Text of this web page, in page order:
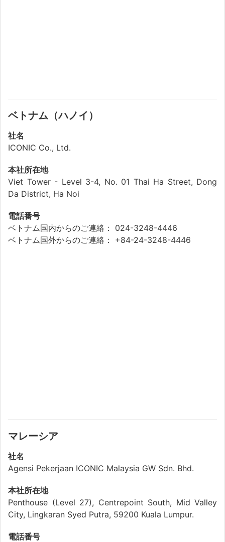
ベトナム（ハノイ）
社名
ICONIC Co., Ltd.
本社所在地
Viet Tower - Level 3-4, No. 01 Thai Ha Street, Dong
Da District, Ha Noi
電話番号
ベトナム国内からのご連絡： 024-3248-4446
ベトナム国外からのご連絡： +84-24-3248-4446
マレーシア
社名
Agensi Pekerjaan ICONIC Malaysia GW Sdn. Bhd.
本社所在地
Penthouse (Level 27), Centrepoint South, Mid Valley
City, Lingkaran Syed Putra, 59200 Kuala Lumpur.
電話番号